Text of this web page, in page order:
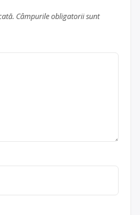
Câmpurile obligatorii sunt